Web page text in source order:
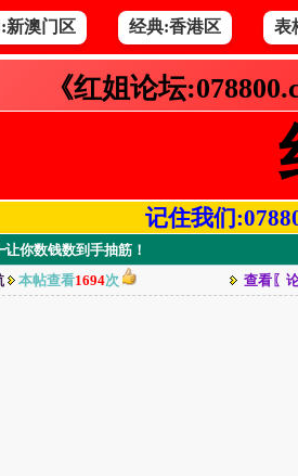
新澳门区 经典:香港区 表
《红姐论坛
记住我们
数钱数到手抽筋！
本帖查看1694次 查看〖